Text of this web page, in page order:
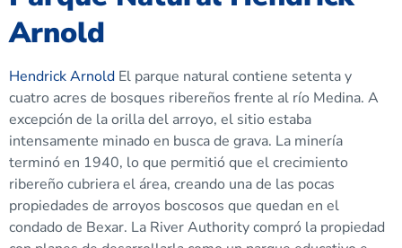
Arnold
Hendrick Arnold El parque natural contiene setenta y
cuatro acres de bosques ribereños frente al río Medina. A
excepción de la orilla del arroyo, el sitio estaba
intensamente minado en busca de grava. La minería
terminó en 1940, lo que permitió que el crecimiento
ribereño cubriera el área, creando una de las pocas
propiedades de arroyos boscosos que quedan en el
condado de Bexar. La River Authority compró la propiedad